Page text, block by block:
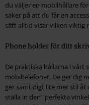
du väljer en mobilhållare
säker på att du får en
sätt alltid visar vilken viktig
Phone holder för ditt
De praktiska hållarna i vårt
mobiltelefoner. De ger dig
ger samtidigt lite mer stil
ställa in den "perfekta